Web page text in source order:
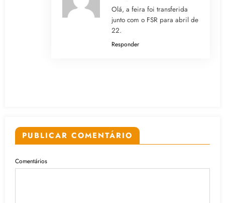
Olá, a feira foi transferida
junto com o FSR para abril de
22.
Responder
PUBLICAR COMENTÁRIO
Comentários